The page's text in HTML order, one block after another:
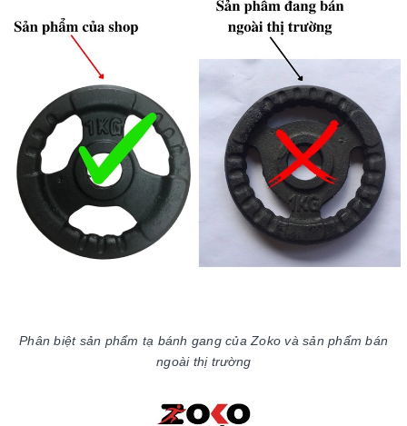
Phân biệt sản phẩm tạ bánh gang của Zoko và sản phẩm bán
ngoài thị trường